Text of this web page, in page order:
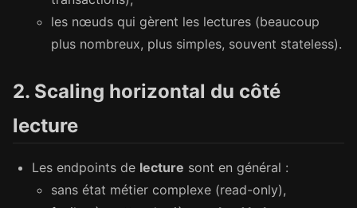
les nœuds qui gèrent les lectures (beaucoup
plus nombreux, plus simples, souvent stateless).
2. Scaling horizontal du côté
lecture
Les endpoints de lecture sont en général :
sans état métier complexe (read-only),